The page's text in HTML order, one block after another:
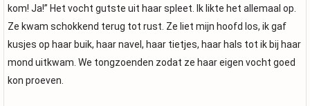
kom! Ja!” Het vocht gutste uit haar spleet. Ik likte het allemaal op.
Ze kwam schokkend terug tot rust. Ze liet mijn hoofd los, ik gaf
kusjes op haar buik, haar navel, haar tietjes, haar hals tot ik bij haar
mond uitkwam. We tongzoenden zodat ze haar eigen vocht goed
kon proeven.